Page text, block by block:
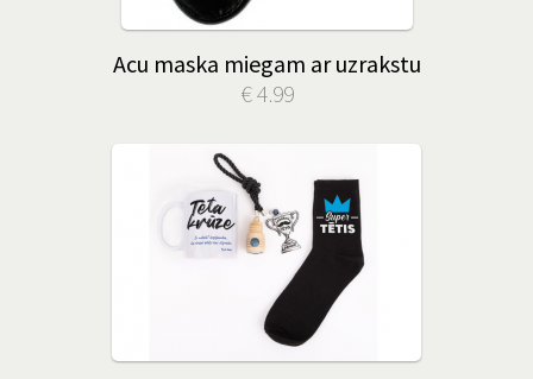
Acu maska miegam ar uzrakstu
€ 4.99